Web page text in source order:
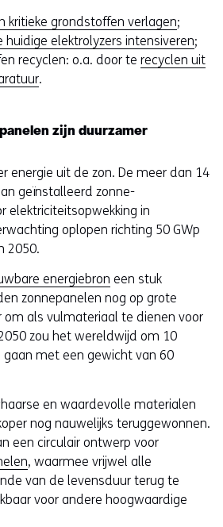
a
a
r
e
d
e
e
w
e
b
s
i
t
kritieke grondstoffen verlagen;
huidige elektrolyzers intensiveren;
recyclen: o.a. door te recyclen uit
.
zijn duurzamer
energie uit de zon. De meer dan 14
geïnstalleerd zonne-
elektriciteitsopwekking in
oplopen richting 50 GWp
2050.
energiebron een stuk
zonnepanelen nog op grote
om als vulmateriaal te dienen voor
zou het wereldwijd om 10
met een gewicht van 60
en waardevolle materialen
nog nauwelijks teruggewonnen.
een circulair ontwerp voor
, waarmee vrijwel alle
van de levensduur terug te
voor andere hoogwaardige